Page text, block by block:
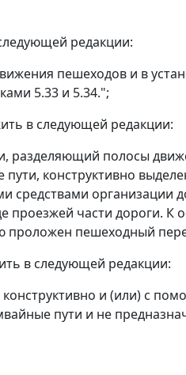
редакции:
пешеходов и в
5.33 и 5.34.";
в следующей редакции:
разделяющий полосы
пути, конструктивно
средствами организации
части дороги. К
проложен пешеходный
в следующей редакции:
и (или) с
пути и не